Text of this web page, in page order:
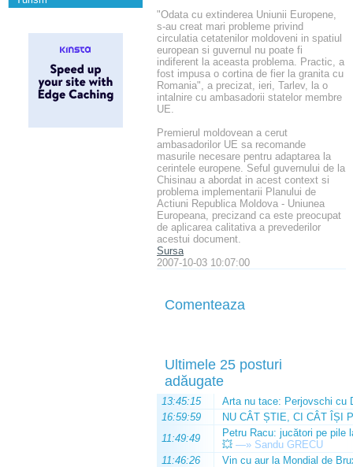
"Odata cu extinderea Uniunii Europene,
s-au creat mari probleme privind
circulatia cetatenilor moldoveni in spatiul
european si guvernul nu poate fi
indiferent la aceasta problema. Practic, a
fost impusa o cortina de fier la granita cu
Romania", a precizat, ieri, Tarlev, la o
intalnire cu ambasadorii statelor membre
UE.
Premierul moldovean a cerut
ambasadorilor UE sa recomande
masurile necesare pentru adaptarea la
cerintele europene. Seful guvernului de la
Chisinau a abordat in acest context si
problema implementarii Planului de
Actiuni Republica Moldova - Uniunea
Europeana, precizand ca este preocupat
de aplicarea calitativa a prevederilor
acestui document.
Sursa
2007-10-03 10:07:00
Comenteaza
Ultimele 25 posturi
adăugate
13:45:15
Arta nu tace: Perjovschi cu
16:59:59
NU CÂT ȘTIE, CI CÂT ÎȘI
11:49:49
Petru Racu: jucători pe pile
💥 —» Sandu GRECU
11:46:26
Vin cu aur la Mondial de